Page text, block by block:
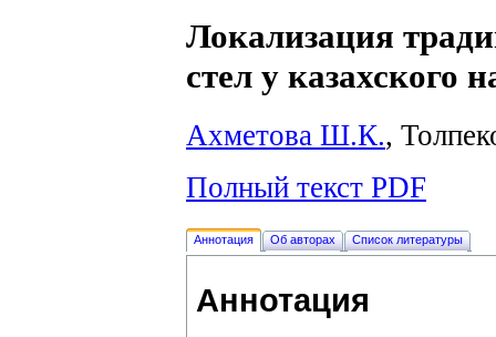
Локализация
стел у казахского
Ахметова Ш.К.,
Полный текст PDF
Аннотация Об авторах Список литературы
Аннотация